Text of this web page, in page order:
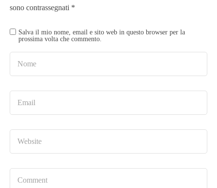
sono contrassegnati *
Salva il mio nome, email e sito web in questo browser per la
prossima volta che commento.